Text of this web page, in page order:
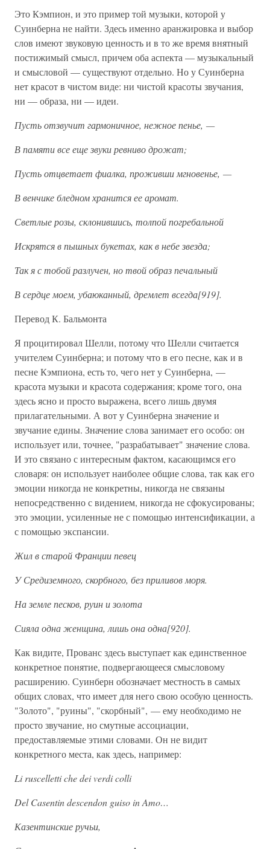
Это Кэмпион, и это пример той музыки, которой у
Суинберна не найти. Здесь именно аранжировка и выбор
слов имеют звуковую ценность и в то же время внятный
постижимый смысл, причем оба аспекта — музыкальный
и смысловой — существуют отдельно. Но у Суинберна
нет красот в чистом виде: ни чистой красоты звучания,
ни — образа, ни — идеи.
Пусть отзвучит гармоничное, нежное пенье, —
В памяти все еще звуки ревниво дрожат;
Пусть отцветает фиалка, проживши мгновенье, —
В венчике бледном хранится ее аромат.
Светлые розы, склонившись, толпой погребальной
Искрятся в пышных букетах, как в небе звезда;
Так я с тобой разлучен, но твой образ печальный
В сердце моем, убаюканный, дремлет всегда[919].
Перевод К. Бальмонта
Я процитировал Шелли, потому что Шелли считается
учителем Суинберна; и потому что в его песне, как и в
песне Кэмпиона, есть то, чего нет у Суинберна, —
красота музыки и красота содержания; кроме того, она
здесь ясно и просто выражена, всего лишь двумя
прилагательными. А вот у Суинберна значение и
звучание едины. Значение слова занимает его особо: он
использует или, точнее, "разрабатывает" значение слова.
И это связано с интересным фактом, касающимся его
словаря: он использует наиболее общие слова, так как его
эмоции никогда не конкретны, никогда не связаны
непосредственно с видением, никогда не сфокусированы;
это эмоции, усиленные не с помощью интенсификации, а
с помощью экспансии.
Жил в старой Франции певец
У Средиземного, скорбного, без приливов моря.
На земле песков, руин и золота
Сияла одна женщина, лишь она одна[920].
Как видите, Прованс здесь выступает как единственное
конкретное понятие, подвергающееся смысловому
расширению. Суинберн обозначает местность в самых
общих словах, что имеет для него свою особую ценность.
"Золото", "руины", "скорбный", — ему необходимо не
просто звучание, но смутные ассоциации,
предоставляемые этими словами. Он не видит
конкретного места, как здесь, например:
Li ruscelletti che dei verdi colli
Del Casentin descendon guiso in Amo…
Казентинские ручьи,